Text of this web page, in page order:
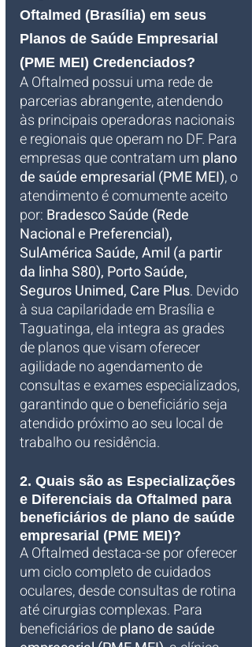
Oftalmed (Brasília) em seus
Planos de Saúde Empresarial
(PME MEI) Credenciados?
A Oftalmed possui uma rede de
parcerias abrangente, atendendo
às principais operadoras nacionais
e regionais que operam no DF. Para
empresas que contratam um plano
de saúde empresarial (PME MEI), o
atendimento é comumente aceito
por: Bradesco Saúde (Rede
Nacional e Preferencial),
SulAmérica Saúde, Amil (a partir
da linha S80), Porto Saúde,
Seguros Unimed, Care Plus. Devido
à sua capilaridade em Brasília e
Taguatinga, ela integra as grades
de planos que visam oferecer
agilidade no agendamento de
consultas e exames especializados,
garantindo que o beneficiário seja
atendido próximo ao seu local de
trabalho ou residência.
2. Quais são as Especializações
e Diferenciais da Oftalmed para
beneficiários de plano de saúde
empresarial (PME MEI)?
A Oftalmed destaca-se por oferecer
um ciclo completo de cuidados
oculares, desde consultas de rotina
até cirurgias complexas. Para
beneficiários de plano de saúde